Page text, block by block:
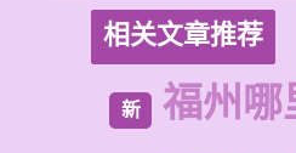
相关文章推荐
新 福州哪